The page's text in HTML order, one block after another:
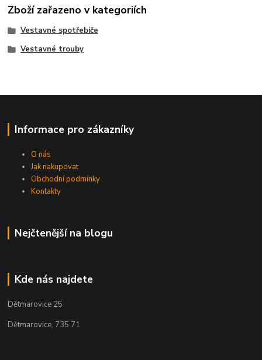
Zboží zařazeno v kategoriích
Vestavné spotřebiče
Vestavné trouby
Informace pro zákazníky
O nás
Jak nakupovat
Obchodní podmínky
Kontakty
Nejčtenější na blogu
Kde nás najdete
Dětmarovice 25
Dětmarovice, 735 71